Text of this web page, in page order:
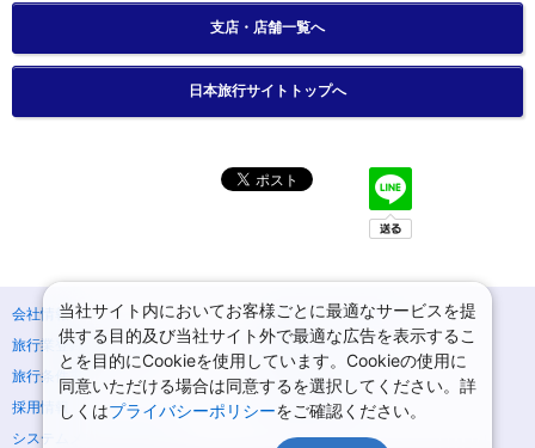
支店・店舗一覧へ
日本旅行サイトトップへ
会社情報
プライバシーポリシー
旅行業登録票・約款
規約集
旅行条件書
ニュースリリース
採用情報
サイトマップ
システムメンテナンスの
当社サイト内においてお客様ごとに最適なサービスを提
供する目的及び当社サイト外で最適な広告を表示するこ
とを目的にCookieを使用しています。Cookieの使用に
同意いただける場合は同意するを選択してください。詳
しくはプライバシーポリシーをご確認ください。